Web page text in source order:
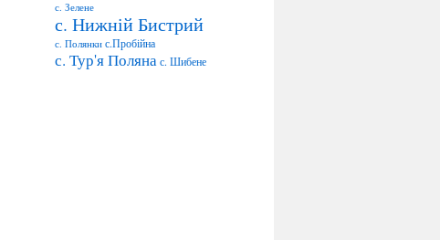
с. Зелене
с. Нижній Бистрий
с. Полянки с.Пробійна
с. Тур'я Полянас. Шибене